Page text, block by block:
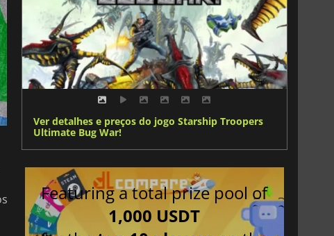
Ver detalhes e preços do jogo Starship Troopers
Ultimate Bug War!
Featuring a total prize pool of
1,000 USDT